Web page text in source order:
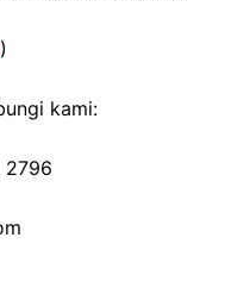
)
kami:
2796